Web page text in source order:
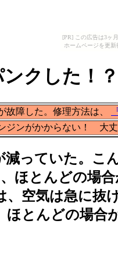
[PR] この広告は3ヶ
ホームページを更
ンクした！
故障した。修理方法は、
ジンがかからない！
減っていた。こ
ほとんどの場
、空気は急に抜
ほとんどの場合